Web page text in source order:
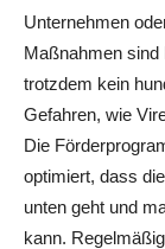
Unternehmen
Maßnahmen sind
trotzdem kein
Gefahren, wie
Die
optimiert, dass
unten geht und
kann.